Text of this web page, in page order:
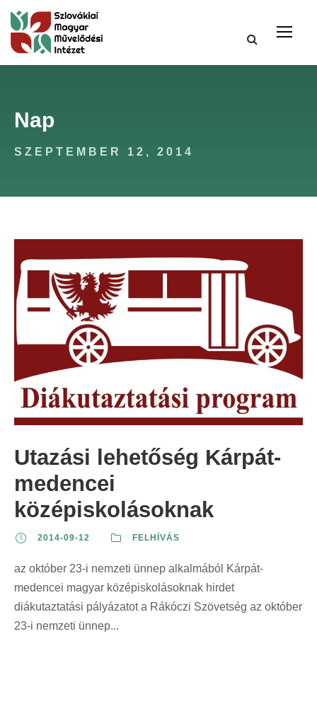
Nap
SZEPTEMBER 12, 2014
Utazási lehetőség Kárpát-
medencei
középiskolásoknak
2014-09-12 FELHÍVÁS
az október 23-i nemzeti ünnep alkalmából Kárpát-
medencei magyar középiskolásoknak hirdet
diákutaztatási pályázatot a Rákóczi Szövetség az október
23-i nemzeti ünnep...